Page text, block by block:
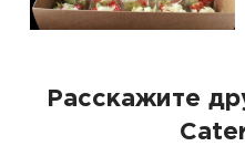
Расскажите